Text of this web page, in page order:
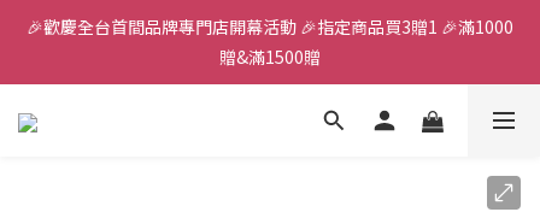
全館滿千免運
🎉歡慶全台首間品牌專門店開幕活動 🎉指定商品買3贈1 🎉滿1000
贈&滿1500贈
✨首加入會員獲得200元購物金✨生日禮金300元